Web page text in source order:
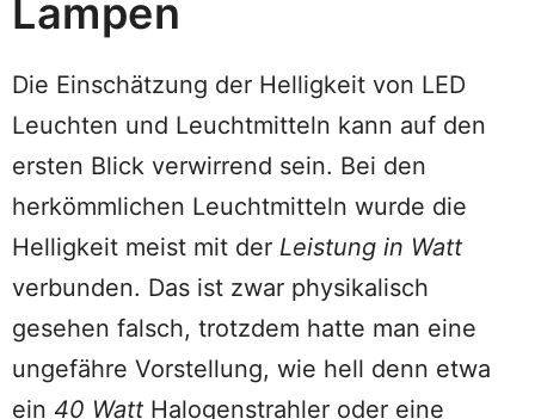
Lampen
Die Einschätzung der Helligkeit von LED
Leuchten und Leuchtmitteln kann auf den
ersten Blick verwirrend sein. Bei den
herkömmlichen Leuchtmitteln wurde die
Helligkeit meist mit der Leistung in Watt
verbunden. Das ist zwar physikalisch
gesehen falsch, trotzdem hatte man eine
ungefähre Vorstellung, wie hell denn etwa
ein 40 Watt Halogenstrahler oder eine